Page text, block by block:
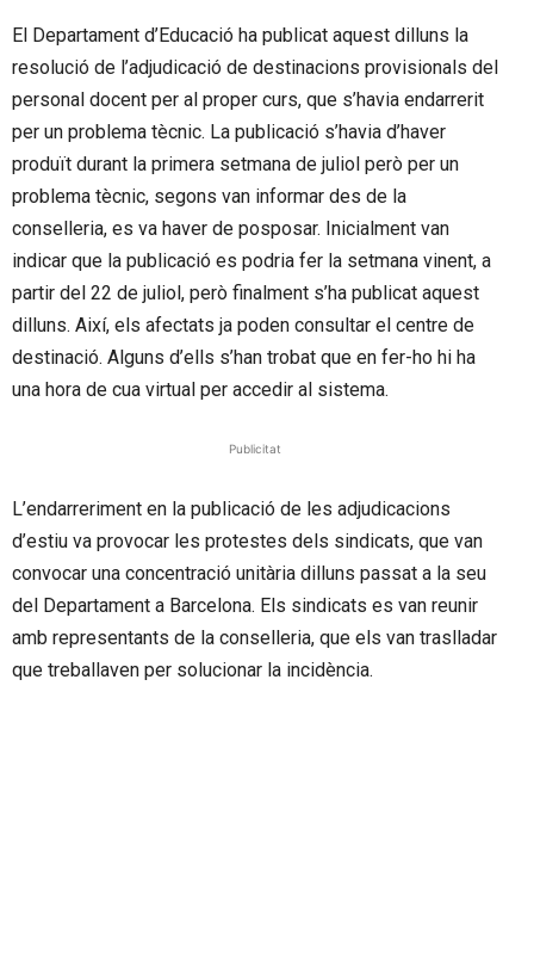
El Departament d’Educació ha publicat aquest dilluns la
resolució de l’adjudicació de destinacions provisionals del
personal docent per al proper curs, que s’havia endarrerit
per un problema tècnic. La publicació s’havia d’haver
produït durant la primera setmana de juliol però per un
problema tècnic, segons van informar des de la
conselleria, es va haver de posposar. Inicialment van
indicar que la publicació es podria fer la setmana vinent, a
partir del 22 de juliol, però finalment s’ha publicat aquest
dilluns. Així, els afectats ja poden consultar el centre de
destinació. Alguns d’ells s’han trobat que en fer-ho hi ha
una hora de cua virtual per accedir al sistema.
Publicitat
L’endarreriment en la publicació de les adjudicacions
d’estiu va provocar les protestes dels sindicats, que van
convocar una concentració unitària dilluns passat a la seu
del Departament a Barcelona. Els sindicats es van reunir
amb representants de la conselleria, que els van traslladar
que treballaven per solucionar la incidència.